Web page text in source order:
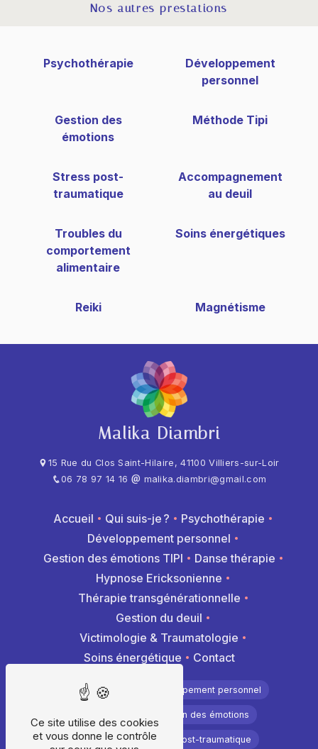
Nos autres prestations
Psychothérapie
Développement
personnel
Gestion des
émotions
Méthode Tipi
Stress post-
traumatique
Accompagnement
au deuil
Troubles du
comportement
alimentaire
Soins énergétiques
Reiki Magnétisme
Malika Diambri
15 Rue du Clos Saint-Hilaire, 41100 Villiers-sur-Loir
06 78 97 14 16
malika.diambri@gmail.com
Accueil Qui suis-je ?
Psychothérapie
Développement personnel
Gestion des émotions TIPI
Danse thérapie
Hypnose Ericksonienne
Thérapie transgénérationnelle
Gestion du deuil
Victimologie & Traumatologie
Soins énergétique
Contact
Psychothérapie Développement personnel
Gestion des émotions
Méthode Tipi Stress post-traumatique
Ce site utilise des cookies
et vous donne le contrôle